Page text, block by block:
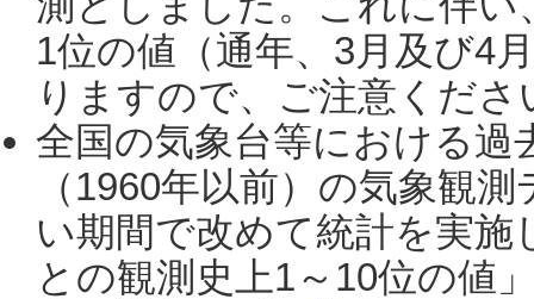
1位の値（通年、3月及び4
りますので、ご注意くだ
全国の気象台等における過
（1960年以前）の気象観
い期間で改めて統計を実
との観測史上1～10位の値